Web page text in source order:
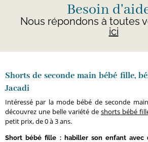
Besoin
Nous répondons à toutes
ici
Shorts de seconde main bébé fille,
Jacadi
Intéressé par la mode bébé de seconde
découvrez une belle variété de shorts bébé
petit prix, de 0 à 3 ans.
Short bébé fille : habiller son enfant avec